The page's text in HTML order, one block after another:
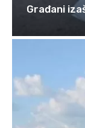
Građani